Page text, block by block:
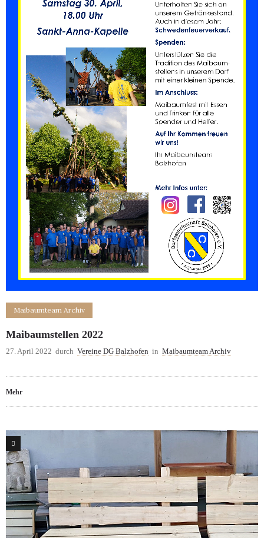
Maibaumteam Archiv
Maibaumstellen 2022
27. April 2022 durch Vereine DG Balzhofen in Maibaumteam Archiv
Mehr
0